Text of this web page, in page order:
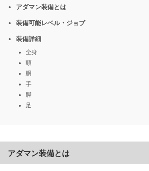
アダマン装備とは
装備可能レベル・ジョブ
装備詳細
全身
頭
胴
手
脚
足
アダマン装備とは